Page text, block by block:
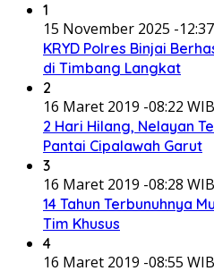
1
15 November 2025 -
KRYD Polres Binjai
di Timbang Langkat
2
16 Maret 2019 -08:22 WIB
2 Hari Hilang, Nelayan
Pantai Cipalawah Garut
3
16 Maret 2019 -08:28 WIB
14 Tahun Terbunuhnya
Tim Khusus
4
16 Maret 2019 -08:55 WIB